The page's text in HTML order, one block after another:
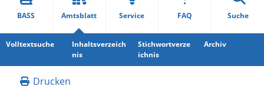
BASS Amtsblatt Service FAQ Suche
Volltextsuche
Inhaltsverzeich
nis
Stichwortverze
ichnis
Archiv
Drucken